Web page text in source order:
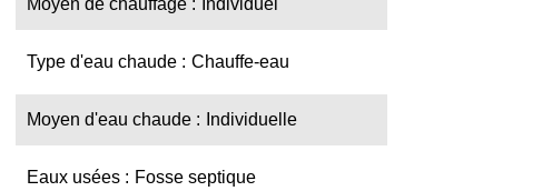
Moyen de chauffage Individuel
Type d'eau chaude Chauffe-eau
Moyen d'eau chaude Individuelle
Eaux usées Fosse septique